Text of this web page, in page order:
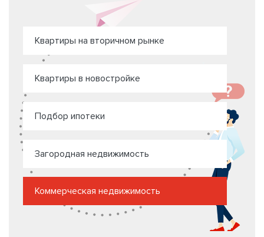
Квартиры на вторичном рынке
Квартиры в новостройке
Подбор ипотеки
Загородная недвижимость
Коммерческая недвижимость